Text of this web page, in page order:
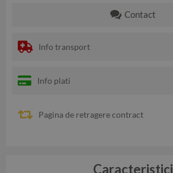
Contact
Info transport
Info plati
Pagina de retragere contract
Caracteristici